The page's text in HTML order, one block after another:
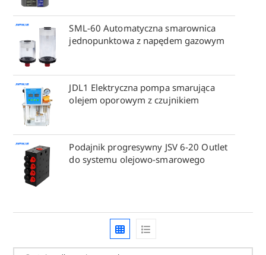
SML-60 Automatyczna smarownica
jednopunktowa z napędem gazowym
JDL1 Elektryczna pompa smarująca
olejem oporowym z czujnikiem
Podajnik progresywny JSV 6-20 Outlet
do systemu olejowo-smarowego